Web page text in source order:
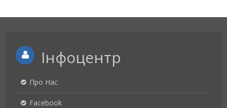
Інфоцентр
Про Нас
Facebook